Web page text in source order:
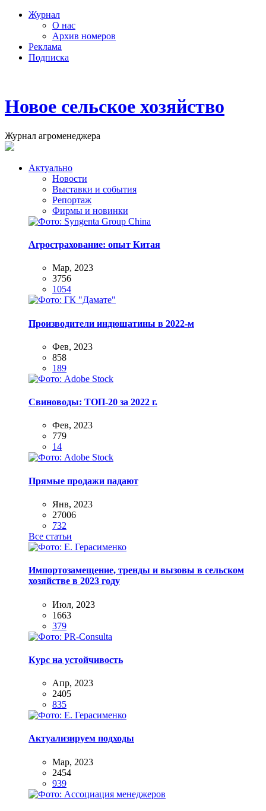
Журнал
О нас
Архив номеров
Реклама
Подписка
Новое сельское хозяйство
Журнал агроменеджера
Актуально
Новости
Выставки и события
Репортаж
Фирмы и новинки
Агрострахование: опыт Китая
Мар, 2023
3756
1054
Производители индюшатины в 2022-м
Фев, 2023
858
189
Свиноводы: ТОП-20 за 2022 г.
Фев, 2023
779
14
Прямые продажи падают
Янв, 2023
27006
732
Все статьи
Импортозамещение, тренды и вызовы в сельском
хозяйстве в 2023 году
Июл, 2023
1663
379
Курс на устойчивость
Апр, 2023
2405
835
Актуализируем подходы
Мар, 2023
2454
939